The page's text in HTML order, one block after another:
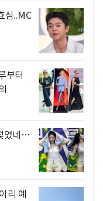
심..MC
부터
었네…
리 예